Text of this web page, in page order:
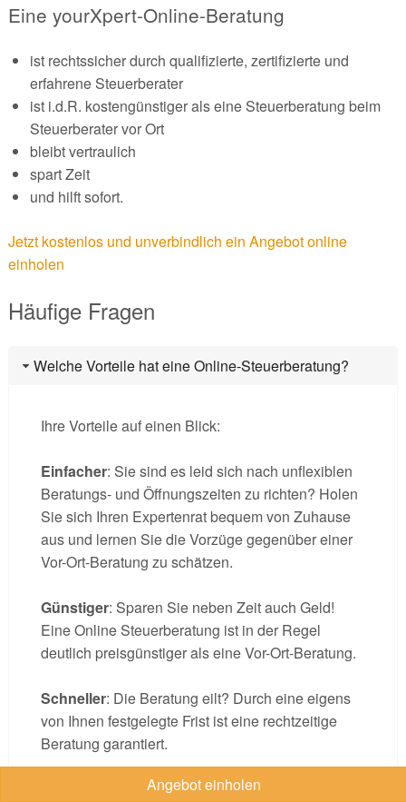
Angebot einholen
Eine yourXpert-Online-Beratung
ist rechtssicher durch qualifizierte, zertifizierte und
erfahrene Steuerberater
ist i.d.R. kostengünstiger als eine Steuerberatung beim
Steuerberater vor Ort
bleibt vertraulich
spart Zeit
und hilft sofort.
Jetzt kostenlos und unverbindlich ein Angebot online
einholen
Häufige Fragen
Welche Vorteile hat eine Online-Steuerberatung?
Ihre Vorteile auf einen Blick:
Einfacher: Sie sind es leid sich nach unflexiblen
Beratungs- und Öffnungszeiten zu richten? Holen
Sie sich Ihren Expertenrat bequem von Zuhause
aus und lernen Sie die Vorzüge gegenüber einer
Vor-Ort-Beratung zu schätzen.
Günstiger: Sparen Sie neben Zeit auch Geld!
Eine Online Steuerberatung ist in der Regel
deutlich preisgünstiger als eine Vor-Ort-Beratung.
Schneller: Die Beratung eilt? Durch eine eigens
von Ihnen festgelegte Frist ist eine rechtzeitige
Beratung garantiert.
: Nutzen Sie den Vorteil einer Online